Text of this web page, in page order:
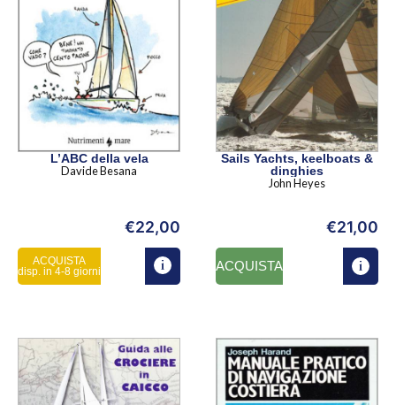
L’ABC della vela
Davide Besana
€22,00
ACQUISTA
disp. in 4-8 giorni
Sails Yachts, keelboats &
dinghies
John Heyes
€21,00
ACQUISTA